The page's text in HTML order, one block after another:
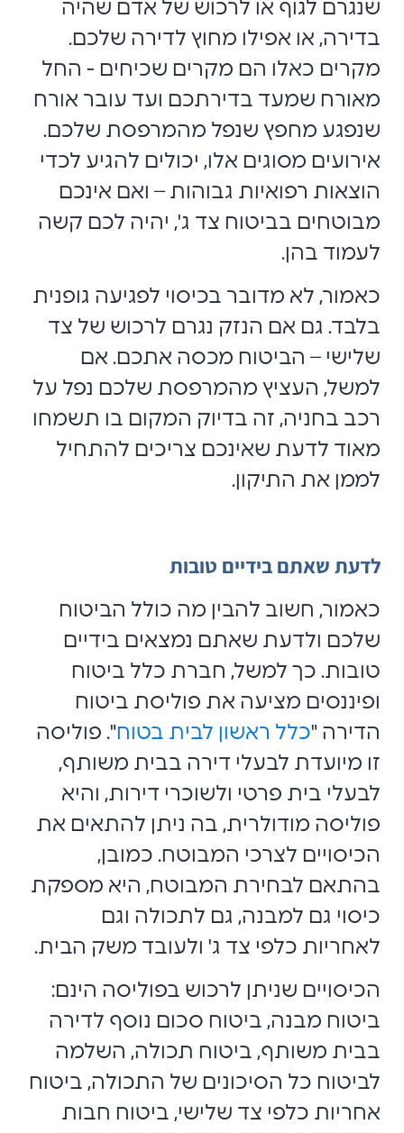
שנגרם לגוף או לרכוש של אדם שהיה
בדירה, או אפילו מחוץ לדירה שלכם.
מקרים כאלו הם מקרים שכיחים - החל
מאורח שמעד בדירתכם ועד עובר אורח
שנפגע מחפץ שנפל מהמרפסת שלכם.
אירועים מסוגים אלו, יכולים להגיע לכדי
הוצאות רפואיות גבוהות – ואם אינכם
מבוטחים בביטוח צד ג', יהיה לכם קשה
לעמוד בהן.
כאמור, לא מדובר בכיסוי לפגיעה גופנית
בלבד. גם אם הנזק נגרם לרכוש של צד
שלישי – הביטוח מכסה אתכם. אם
למשל, העציץ מהמרפסת שלכם נפל על
רכב בחניה, זה בדיוק המקום בו תשמחו
מאוד לדעת שאינכם צריכים להתחיל
לממן את התיקון.
לדעת שאתם בידיים טובות
כאמור, חשוב להבין מה כולל הביטוח
שלכם ולדעת שאתם נמצאים בידיים
טובות. כך למשל, חברת כלל ביטוח
ופיננסים מציעה את פוליסת ביטוח
הדירה "כלל ראשון לבית בטוח". פוליסה
זו מיועדת לבעלי דירה בבית משותף,
לבעלי בית פרטי ולשוכרי דירות, והיא
פוליסה מודולרית, בה ניתן להתאים את
הכיסויים לצרכי המבוטח. כמובן,
בהתאם לבחירת המבוטח, היא מספקת
כיסוי גם למבנה, גם לתכולה וגם
לאחריות כלפי צד ג' ולעובד משק הבית.
הכיסויים שניתן לרכוש בפוליסה הינם:
ביטוח מבנה, ביטוח סכום נוסף לדירה
בבית משותף, ביטוח תכולה, השלמה
לביטוח כל הסיכונים של התכולה, ביטוח
אחריות כלפי צד שלישי, ביטוח חבות